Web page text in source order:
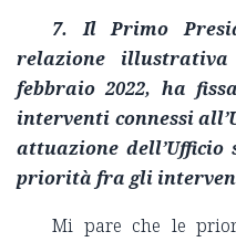
7. Il Primo
relazione
febbraio 2022, ha
interventi connessi
attuazione
priorità fra gli
Mi pare che le